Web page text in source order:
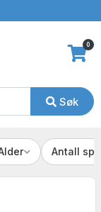
Søk
0
Antall